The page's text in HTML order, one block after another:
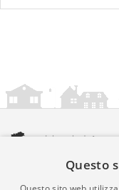
© Copyright
Questo